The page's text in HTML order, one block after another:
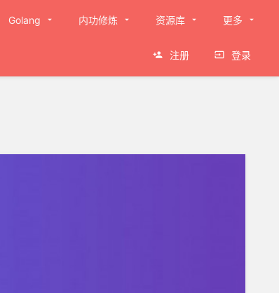
Golang 内功修炼 资源库 更多
注册 登录